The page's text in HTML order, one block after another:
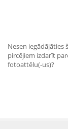
Nesen iegādājāties
pircējiem izdarīt
fotoattēlu(-us)?